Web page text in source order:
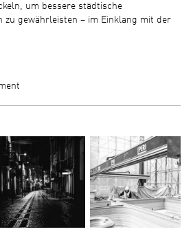
um bessere städtische
zu gewährleisten – im Einklang mit der